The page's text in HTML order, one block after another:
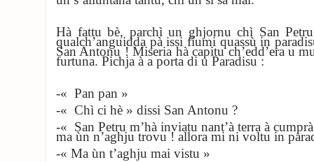
Hà fattu bè, parchì un ghjornu chì San
qualch’anguidda pà issi fiumi quassù in
San Antonu ! Miseria hà capitu ch’edd’era u
furtuna. Pichja à a porta di u Paradisu :
-« Pan pan »
-« Chì ci hè » dissi San Antonu ?
-« San Petru m’hà inviatu nant’à terra à
ma ùn n’aghju trovu ! allora mi ni voltu in
-« Ma ùn t’aghju mai vistu »